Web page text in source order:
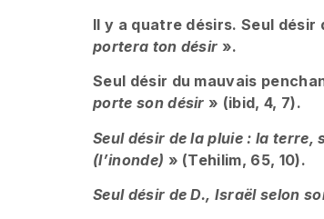
Il y a quatre désirs. Seul désir
portera ton désir ».
Seul désir du mauvais
porte son désir » (ibid, 4, 7).
Seul désir de la pluie : la terre,
(l’inonde) » (Tehilim, 65, 10).
Seul désir de D., Israël selon